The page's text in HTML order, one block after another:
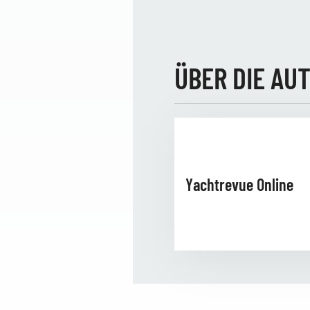
ÜBER DIE
Yachtrevue Online